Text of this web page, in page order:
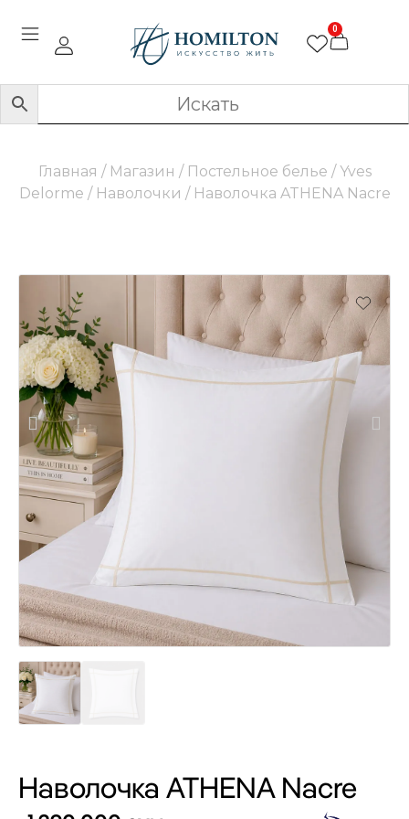
0
Главная / Магазин / Постельное белье / Yves
Delorme / Наволочки / Наволочка ATHENA Nacre
Наволочка ATHENA Nacre